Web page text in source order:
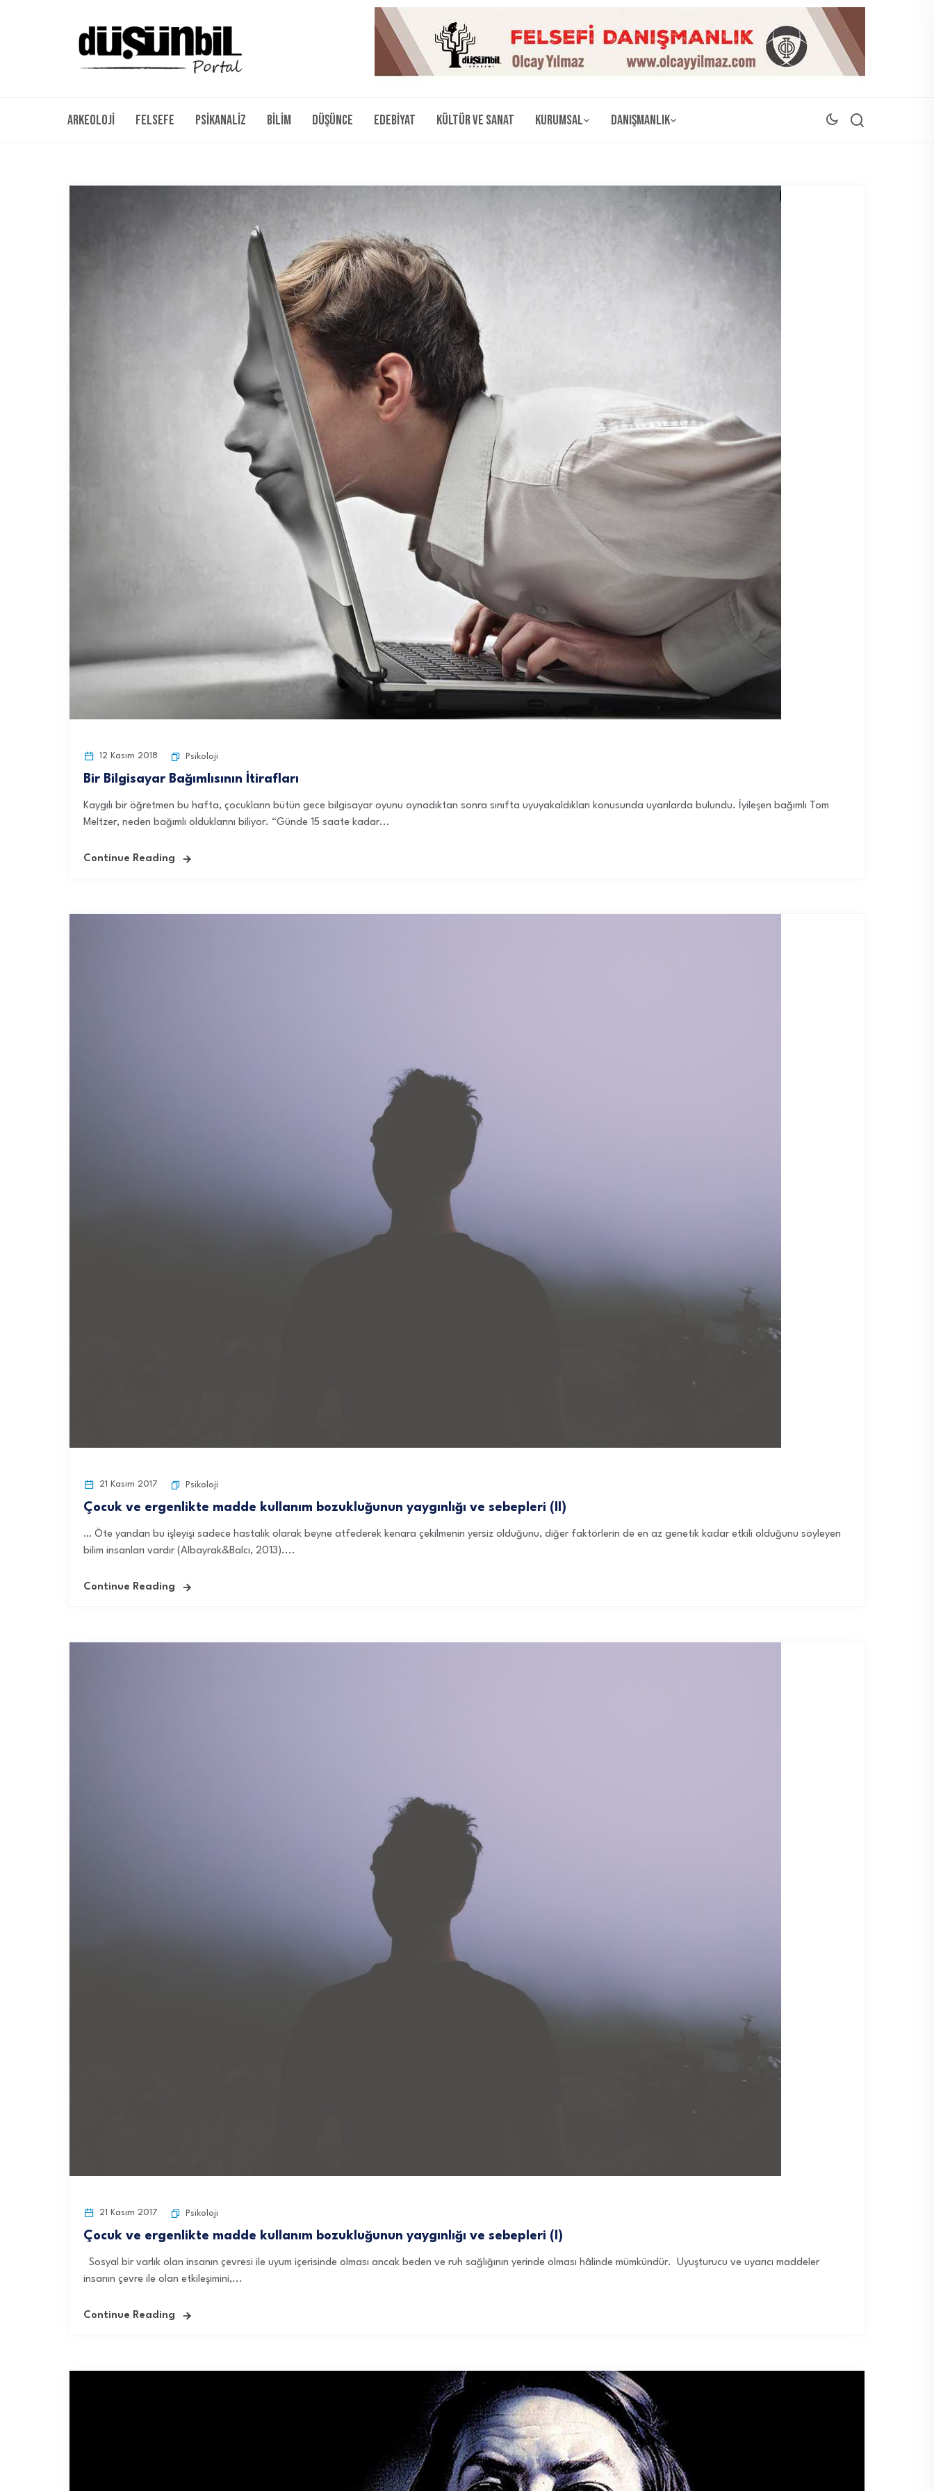
Arkeoloji Felsefe Psikanaliz Bilim Düşünce Edebiyat Kültür ve Sanat Kurumsal Danışmanlık
12 Kasım 2018 Psikoloji
Bir Bilgisayar Bağımlısının İtirafları
Kaygılı bir öğretmen bu hafta, çocukların bütün gece bilgisayar oyunu oynadıktan sonra sınıfta uyuyakaldıkları konusunda uyarılarda bulundu. İyileşen bağımlı Tom
Meltzer, neden bağımlı olduklarını biliyor. “Günde 15 saate kadar...
Continue Reading
21 Kasım 2017 Psikoloji
Çocuk ve ergenlikte madde kullanım bozukluğunun yaygınlığı ve sebepleri (II)
… Öte yandan bu işleyişi sadece hastalık olarak beyne atfederek kenara çekilmenin yersiz olduğunu, diğer faktörlerin de en az genetik kadar etkili olduğunu söyleyen
bilim insanları vardır (Albayrak&Balcı, 2013)....
Continue Reading
21 Kasım 2017 Psikoloji
Çocuk ve ergenlikte madde kullanım bozukluğunun yaygınlığı ve sebepleri (I)
Sosyal bir varlık olan insanın çevresi ile uyum içerisinde olması ancak beden ve ruh sağlığının yerinde olması hâlinde mümkündür. Uyuşturucu ve uyarıcı maddeler
insanın çevre ile olan etkileşimini,...
Continue Reading